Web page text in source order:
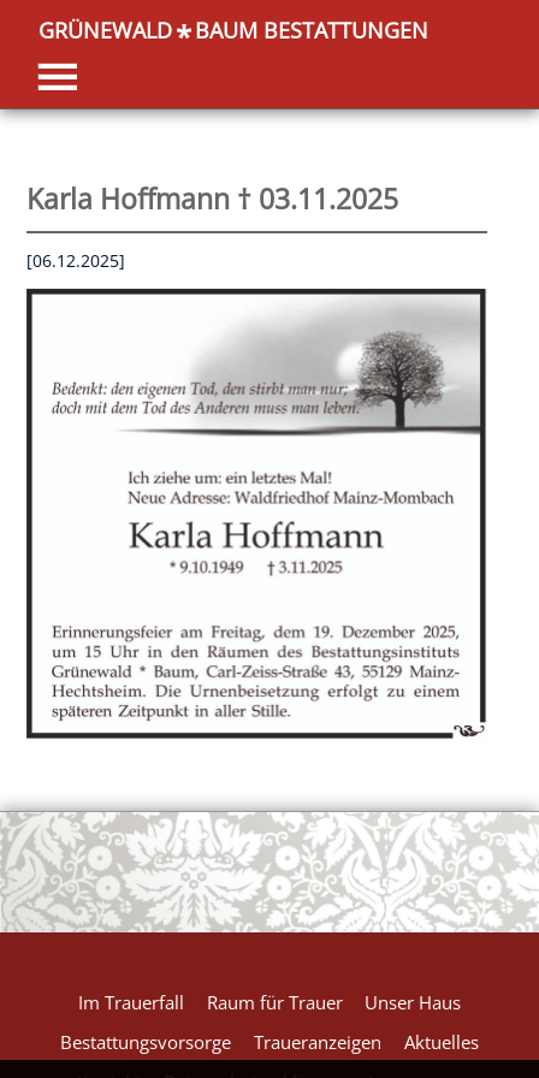
European Commission | Cookies Policy
powered by WPCookiePro
GRÜNEWALD*BAUM BESTATTUNGEN
Karla Hoffmann † 03.11.2025
[06.12.2025]
Im Trauerfall Raum für Trauer
Unser Haus
Bestattungsvorsorge
Traueranzeigen
Aktuelles